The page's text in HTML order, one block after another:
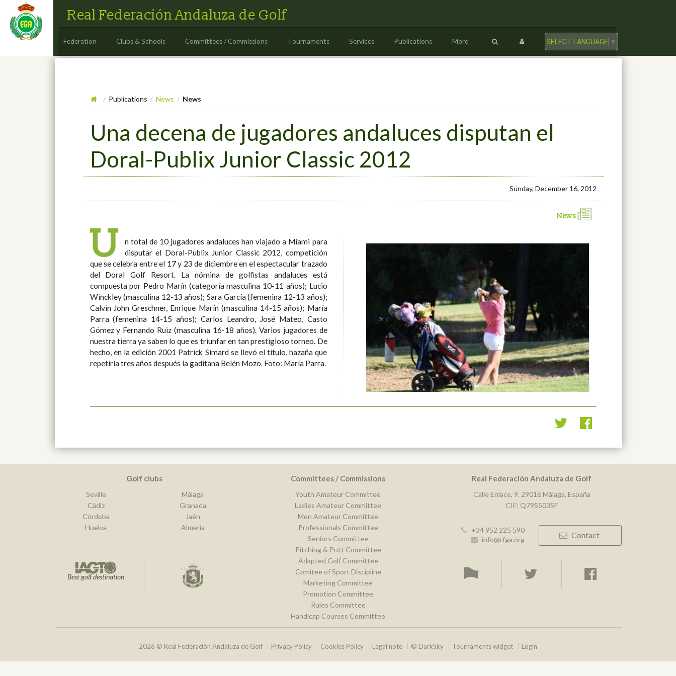
Real Federación Andaluza de Golf
Federation Clubs & Schools Committees / Commissions Tournaments Services Publications More SELECT LANGUAGE ▼
/ Publications / News / News
Una decena de jugadores andaluces disputan el
Doral-Publix Junior Classic 2012
Sunday, December 16, 2012
News
U
n total de 10 jugadores andaluces han viajado a Miami para
disputar el Doral-Publix Junior Classic 2012, competición
que se celebra entre el 17 y 23 de diciembre en el espectacular trazado
del Doral Golf Resort. La nómina de golfistas andaluces está
compuesta por Pedro Marín (categoría masculina 10-11 años); Lucio
Winckley (masculina 12-13 años); Sara García (femenina 12-13 años);
Calvin John Greschner, Enrique Marín (masculina 14-15 años); María
Parra (femenina 14-15 años); Carlos Leandro, José Mateo, Casto
Gómez y Fernando Ruiz (masculina 16-18 años). Varios jugadores de
nuestra tierra ya saben lo que es triunfar en tan prestigioso torneo. De
hecho, en la edición 2001 Patrick Simard se llevó el título, hazaña que
repetiría tres años después la gaditana Belén Mozo. Foto: María Parra.
Golf clubs
Seville
Cádiz
Córdoba
Huelva
Málaga
Granada
Jaén
Almería
Best golf destination
Committees / Commissions
Youth Amateur Committee
Ladies Amateur Committee
Men Amateur Committee
Professionals Committee
Seniors Committee
Pitching & Putt Committee
Adapted Golf Committee
Comitee of Sport Discipline
Marketing Committee
Promotion Committee
Rules Committee
Handicap Courses Committee
Real Federación Andaluza de Golf
Calle Enlace, 9. 29016 Málaga, España
CIF: Q7955035F
+34 952 225 590
info@rfga.org
Contact
2026 © Real Federación Andaluza de Golf Privacy Policy Cookies Policy Legal note © DarkSky Tournaments widget Login